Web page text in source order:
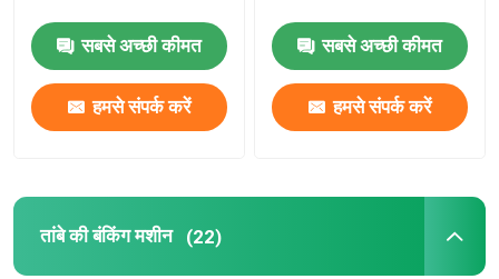
सबसे अच्छी कीमत
हमसे संपर्क करें
सबसे अच्छी कीमत
हमसे संपर्क करें
तांबे की बंकिंग मशीन (22)